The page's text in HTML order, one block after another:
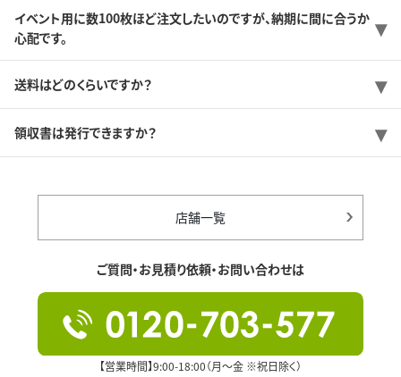
イベント用に数100枚ほど注文したいのですが、納期に間に合うか
心配です。
送料はどのくらいですか？
領収書は発行できますか？
店舗一覧
ご質問・お見積り依頼・お問い合わせは
【営業時間】9:00-18:00（月～金 ※祝日除く）